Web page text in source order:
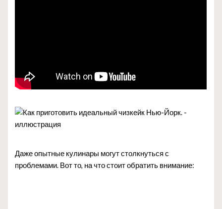
Даже опытные кулинары могут столкнуться с
проблемами. Вот то, на что стоит обратить внимание: